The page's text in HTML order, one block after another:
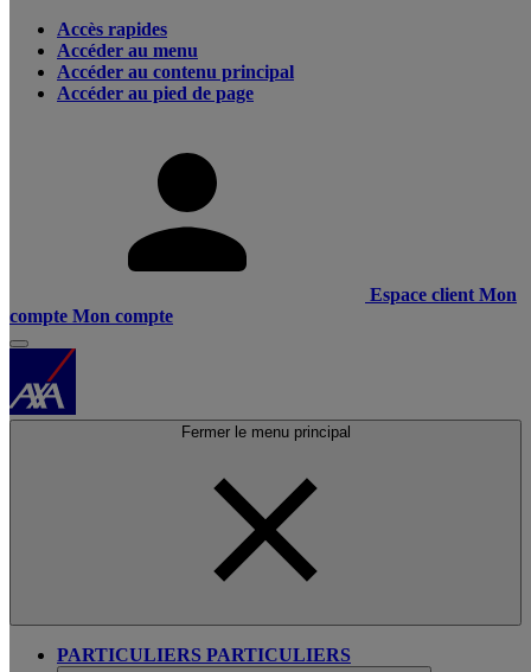
Accès rapides
Accéder au menu
Accéder au contenu principal
Accéder au pied de page
Espace client Mon
compte Mon compte
Fermer le menu principal
PARTICULIERS PARTICULIERS